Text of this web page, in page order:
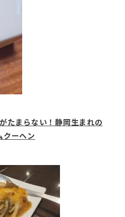
たまらない！静岡生まれの
クーヘン